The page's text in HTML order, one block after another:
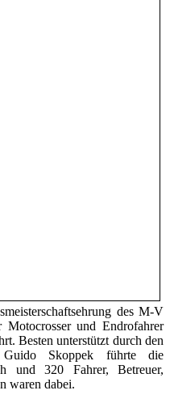
des M-V
Motocrosser und Endrofahrer
Besten unterstützt durch den
Guido Skoppek führte die
und 320 Fahrer, Betreuer,
waren dabei.